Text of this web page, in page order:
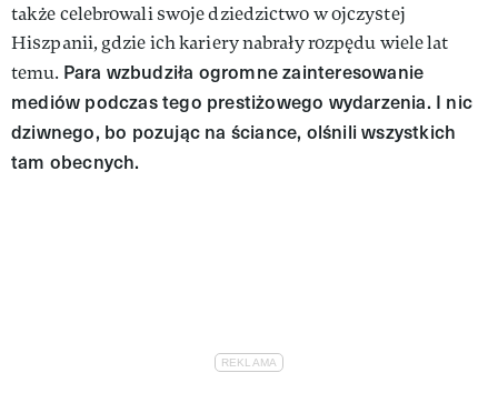
także celebrowali swoje dziedzictwo w ojczystej
Hiszpanii, gdzie ich kariery nabrały rozpędu wiele lat
temu. Para wzbudziła ogromne zainteresowanie
mediów podczas tego prestiżowego wydarzenia. I nic
dziwnego, bo pozując na ściance, olśnili wszystkich
tam obecnych.